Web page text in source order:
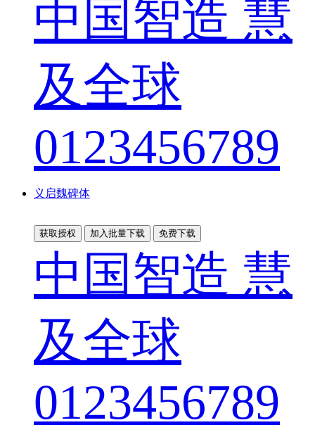
中国智造 慧
及全球
0123456789
义启魏碑体
获取授权 加入批量下载 免费下载
中国智造 慧
及全球
0123456789